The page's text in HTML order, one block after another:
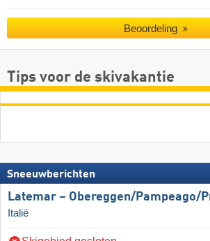
Beoordeling
Tips voor de skivakantie
Sneeuwberichten
Latemar – Obereggen/​Pampeago/​
Italië